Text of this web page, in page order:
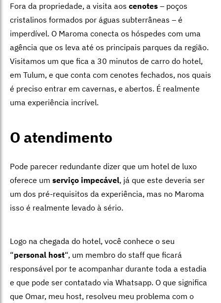
Fora da propriedade, a visita aos cenotes – poços
cristalinos formados por águas subterrâneas – é
imperdível. O Maroma conecta os hóspedes com uma
agência que os leva até os principais parques da região.
Visitamos um que fica a 30 minutos de carro do hotel,
em Tulum, e que conta com cenotes fechados, nos quais
é preciso entrar em cavernas, e abertos. É realmente
uma experiência incrível.
O atendimento
Pode parecer redundante dizer que um hotel de luxo
oferece um serviço impecável, já que este deveria ser
um dos pré-requisitos da experiência, mas no Maroma
isso é realmente levado à sério.
Logo na chegada do hotel, você conhece o seu
“personal host“, um membro do staff que ficará
responsável por te acompanhar durante toda a estadia
e que pode ser contatado via Whatsapp. O que significa
que Omar, meu host, resolveu meu problema com o